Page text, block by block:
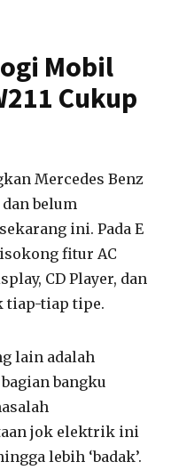
Mobil
Cukup
Mercedes Benz
dan belum
ini. Pada E
fitur AC
CD Player, dan
tiap-tiap tipe.
lain adalah
bangku
jok elektrik ini
lebih ‘badak’.